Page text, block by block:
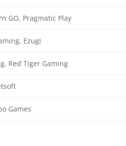
GO, Pragmatic Play
Ezugi
Red Tiger Gaming
Games